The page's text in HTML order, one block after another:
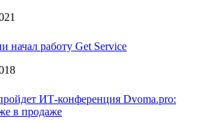
начал работу Get Service
ИТ-конференция Dvoma.pro:
в продаже